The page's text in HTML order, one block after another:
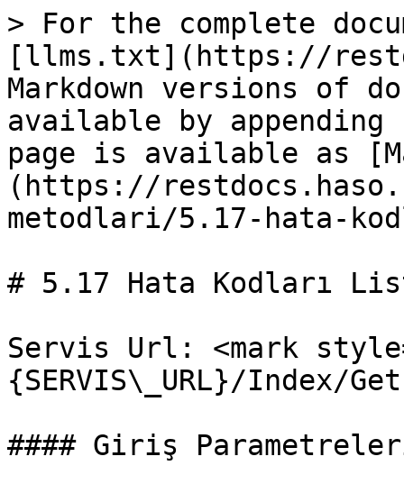
> For the complete
[llms.txt](https://
Markdown versions of
available by
page is available as
(https://
metodlari/5.17-hata-
# 5.17 Hata Kodları
Servis Url: <mark
{SERVIS\_URL}/Index/
#### Giriş